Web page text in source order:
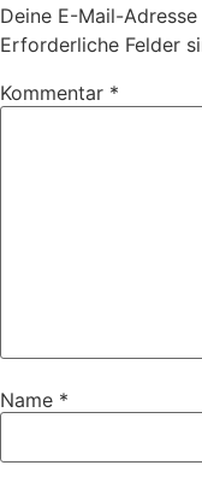
Deine E-Mail-
Erforderliche Felder
Kommentar *
Name *